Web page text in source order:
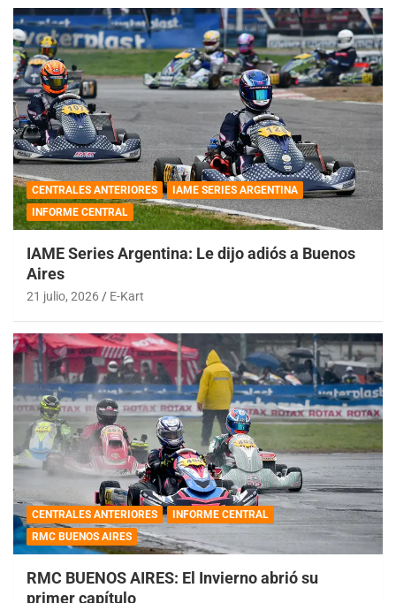
CENTRALES ANTERIORES
IAME SERIES ARGENTINA
INFORME CENTRAL
IAME Series Argentina: Le dijo adiós a Buenos
Aires
21 julio, 2026 E-Kart
CENTRALES ANTERIORES
INFORME CENTRAL
RMC BUENOS AIRES
RMC BUENOS AIRES: El Invierno abrió su
primer capítulo